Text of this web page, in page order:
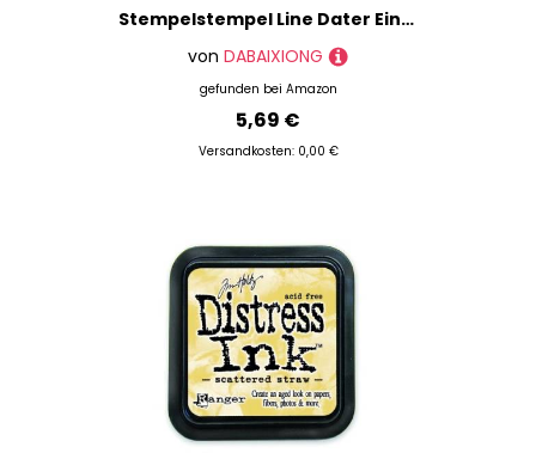
Stempelstempel Line Dater Einstellbares Englisches Datum Für Scrapbooking Verpackungen Gummiwalze Office Stempel Dokumente
von DABAIXIONG
gefunden bei Amazon
5,69 €
Versandkosten: 0,00 €